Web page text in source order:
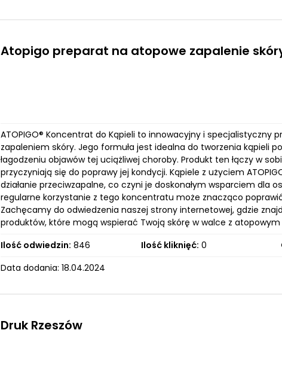
Atopigo preparat na atopowe zapalenie
ATOPIGO® Koncentrat do Kąpieli to innowacyjny i
zapaleniem skóry. Jego formuła jest idealna do tworzenia kąpieli
łagodzeniu objawów tej uciążliwej choroby. Produkt ten łączy w
przyczyniają się do poprawy jej kondycji. Kąpiele z użyciem
działanie przeciwzapalne, co czyni je doskonałym wsparciem
regularne korzystanie z tego koncentratu może znacząco
Zachęcamy do odwiedzenia naszej strony internetowej, gdzie
produktów, które mogą wspierać Twoją skórę w walce z
Ilość odwiedzin: 846 Ilość kliknięć: 0
Data dodania: 18.04.2024
Druk Rzeszów